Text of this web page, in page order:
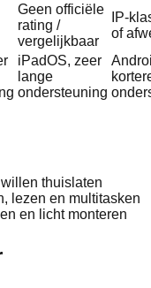
Geen officiële
rating /
vergelijkbaar
IP-
of
iPadOS, zeer
lange
ondersteuning
thuislaten
lezen en multitasken
en licht monteren